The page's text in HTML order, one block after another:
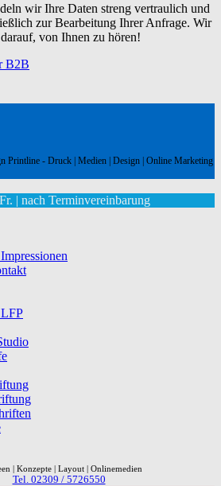
wir Ihre Daten streng vertraulich und
zur Bearbeitung Ihrer Anfrage. Wir
von Ihnen zu hören!
B2B
Printline - Druck | Medien | Design | Online Marketing
| nach Terminvereinbarung
| Konzepte | Layout | Onlinemedien
Tel. 02309 / 5726550